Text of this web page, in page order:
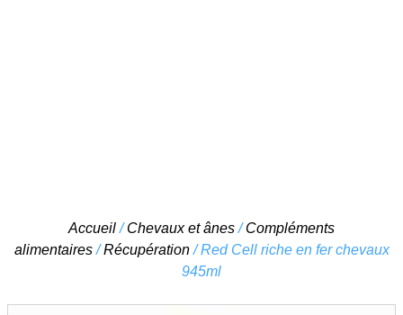
content
Accueil/Chevaux et ânes/Compléments
alimentaires/Récupération/ Red Cell riche en fer chevaux
945ml